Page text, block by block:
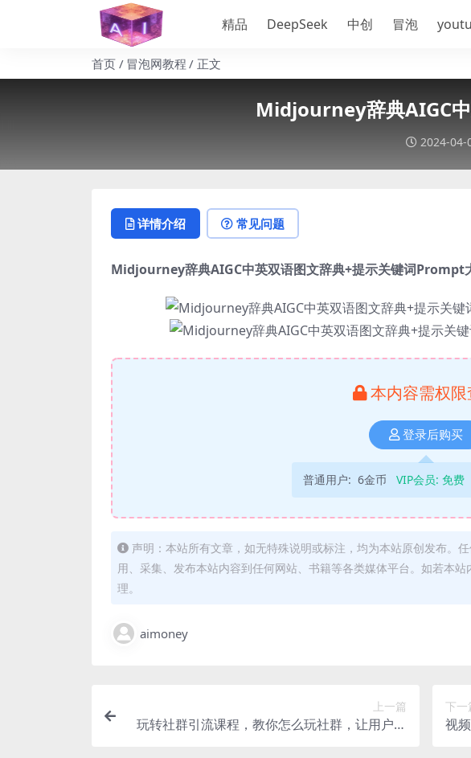
精品 DeepSeek 中创 冒泡
首页 冒泡网教程 正文
Midjourney辞典AIGC
2024-04-
详情介绍 常见问题
Midjourney辞典AIGC中英双语图文辞典+提示关键词Prompt
本内容需权
登录后购买
普通用户: 6金币 VIP会员: 免费
声明：本站所有文章，如无特殊说明或标注，均为本站原创发布。
用、采集、发布本站内容到任何网站、书籍等各类媒体平台。如若本
理。
aimoney
上一篇
玩转社群引流课程，教你怎么玩社群，让用户裂
下一
视